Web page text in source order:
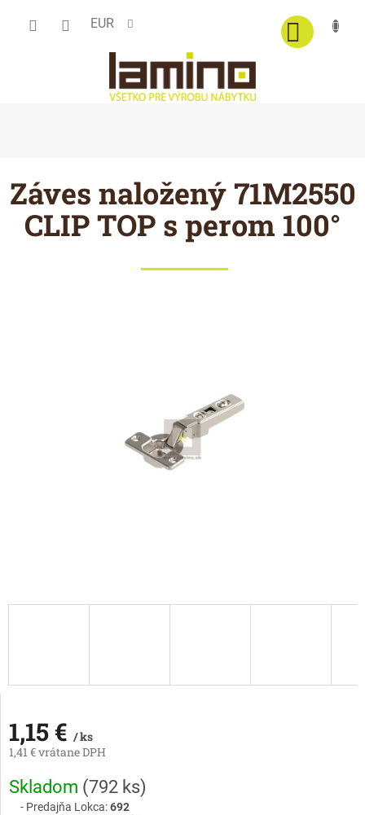
EUR
Záves naložený 71M2550
CLIP TOP s perom 100°
1,15 € / ks
1,41 € vrátane DPH
Jednotková
cena:
Skladom (792 ks)
Predajňa Lokca:692